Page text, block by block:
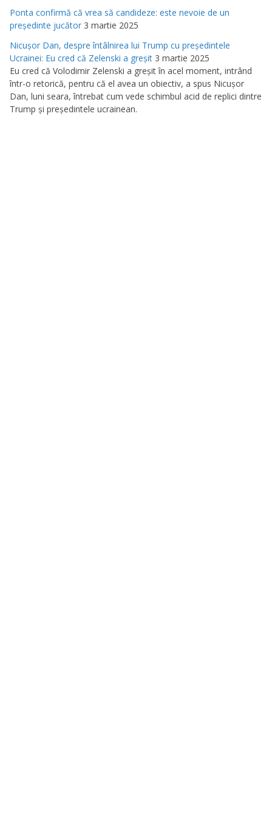
Ponta confirmă că vrea să candideze: este nevoie de un
preşedinte jucător 3 martie 2025
Nicuşor Dan, despre întâlnirea lui Trump cu preşedintele
Ucrainei: Eu cred că Zelenski a greşit 3 martie 2025
Eu cred că Volodimir Zelenski a greşit în acel moment, intrând
într-o retorică, pentru că el avea un obiectiv, a spus Nicuşor
Dan, luni seara, întrebat cum vede schimbul acid de replici dintre
Trump şi preşedintele ucrainean.